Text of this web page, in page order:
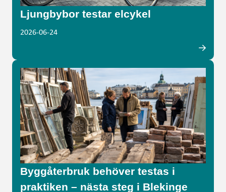
Ljungbybor testar elcykel
2026-06-24
Byggåterbruk behöver testas i
praktiken – nästa steg i Blekinge